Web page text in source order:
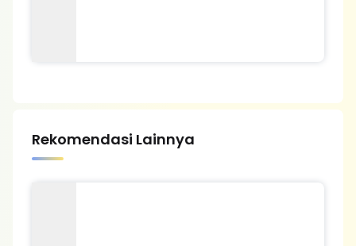
Rekomendasi Lainnya